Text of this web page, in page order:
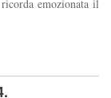
emozionata il